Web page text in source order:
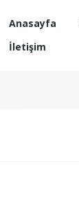
Anasayfa
İletişim